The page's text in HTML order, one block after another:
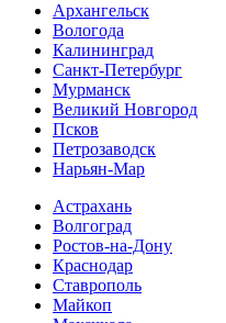
Архангельск
Вологода
Калининград
Санкт-Петербург
Мурманск
Великий Новгород
Псков
Петрозаводск
Нарьян-Мар
Астрахань
Волгоград
Ростов-на-Дону
Краснодар
Ставрополь
Майкоп